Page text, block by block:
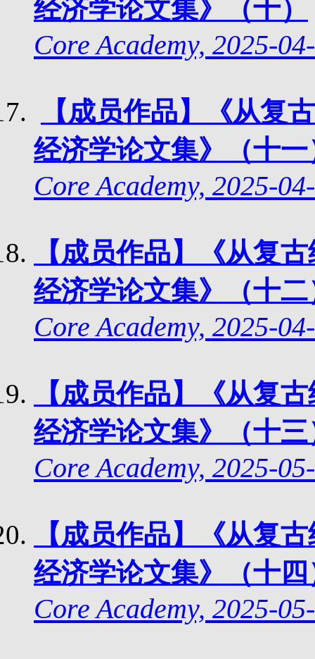
经济学论文集》（十）
Core Academy, 2025-04-
【成员作品】《从复
经济学论文集》（十一
Core Academy, 2025-
【成员作品】《从复
经济学论文集》（十二
Core Academy, 2025-
【成员作品】《从复
经济学论文集》（十三
Core Academy, 2025-05-
【成员作品】《从复
经济学论文集》（十四
Core Academy, 2025-